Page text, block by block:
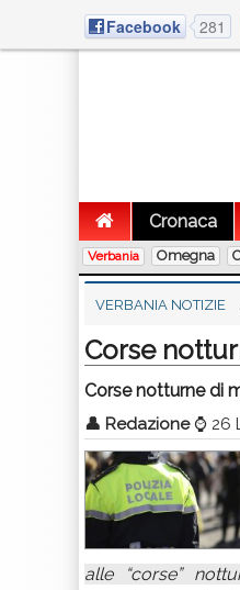
Facebook 281
Cronaca
Verbania Omegna
VERBANIA NOTIZIE
Corse
Corse notturne di
👤 Redazione ⌚ 26
alle “corse”